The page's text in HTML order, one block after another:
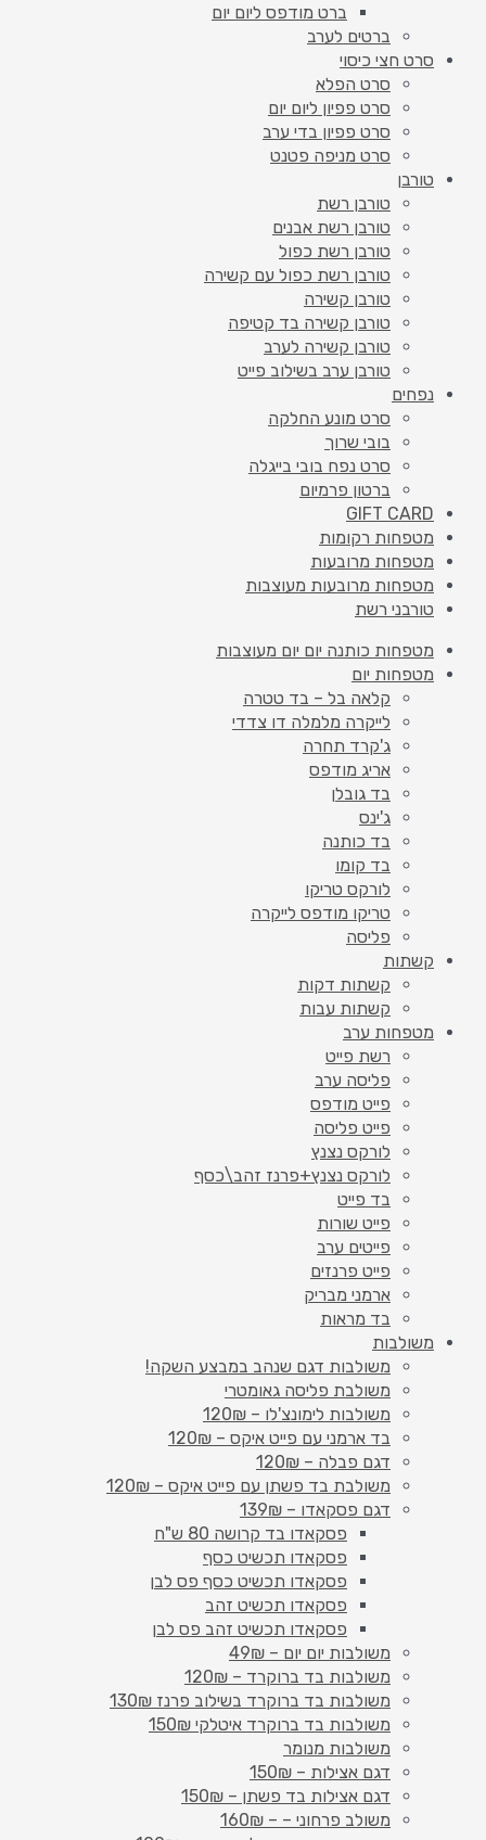
ברט מודפס ליום יום
ברטים לערב
סרט חצי כיסוי
סרט הפלא
סרט פפיון ליום יום
סרט פפיון בדי ערב
סרט מניפה פטנט
טורבן
טורבן רשת
טורבן רשת אבנים
טורבן רשת כפול
טורבן רשת כפול עם קשירה
טורבן קשירה
טורבן קשירה בד קטיפה
טורבן קשירה לערב
טורבן ערב בשילוב פייט
נפחים
סרט מונע החלקה
בובי שרוך
סרט נפח בובי בייגלה
ברטון פרמיום
GIFT CARD
מטפחות רקומות
מטפחות מרובעות
מטפחות מרובעות מעוצבות
טורבני רשת
מטפחות כותנה יום יום מעוצבות
מטפחות יום
קלאה בל – בד טטרה
לייקרה מלמלה דו צדדי
ג'קרד תחרה
אריג מודפס
בד גובלן
ג'ינס
בד כותנה
בד קומו
לורקס טריקו
טריקו מודפס לייקרה
פליסה
קשתות
קשתות דקות
קשתות עבות
מטפחות ערב
רשת פייט
פליסה ערב
פייט מודפס
פייט פליסה
לורקס נצנץ
לורקס נצנץ+פרנז זהב\כסף
בד פייט
פייט שורות
פייטים ערב
פייט פרנזים
ארמני מבריק
בד מראות
משולבות
משולבות דגם שנהב במבצע השקה!
משולבת פליסה גאומטרי
משולבות לימונצ'לו – 120₪
בד ארמני עם פייט איקס – 120₪
דגם פבלה – 120₪
משולבת בד פשתן עם פייט איקס – 120₪
דגם פסקאדו – 139₪
פסקאדו בד קרושה 80 ש"ח
פסקאדו תכשיט כסף
פסקאדו תכשיט כסף פס לבן
פסקאדו תכשיט זהב
פסקאדו תכשיט זהב פס לבן
משולבות יום יום – 49₪
משולבות בד ברוקרד – 120₪
משולבות בד ברוקרד בשילוב פרנז 130₪
משולבות בד ברוקרד איטלקי 150₪
משולבות מנומר
דגם אצילות – 150₪
דגם אצילות בד פשתן – 150₪
משולב פרחוני – – 160₪